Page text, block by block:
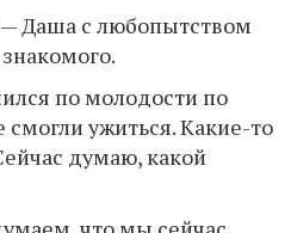
— Даша с любопытством
по молодости по
ужиться. Какие-то
думаю, какой